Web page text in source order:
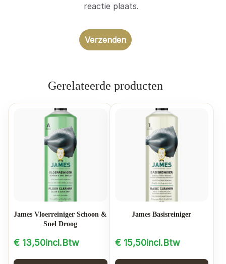
reactie plaats.
Gerelateerde producten
James Vloerreiniger Schoon &
Snel Droog
€ 13,50incl.Btw
James Basisreiniger
€15,50incl.Btw